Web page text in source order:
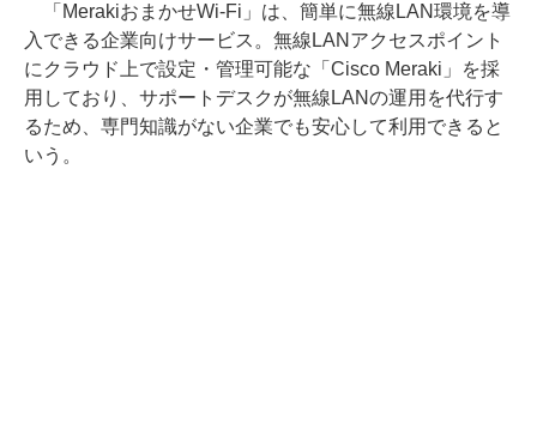
「MerakiおまかせWi-Fi」は、簡単に無線LAN環境を導
入できる企業向けサービス。無線LANアクセスポイント
にクラウド上で設定・管理可能な「Cisco Meraki」を採
用しており、サポートデスクが無線LANの運用を代行す
るため、専門知識がない企業でも安心して利用できると
いう。